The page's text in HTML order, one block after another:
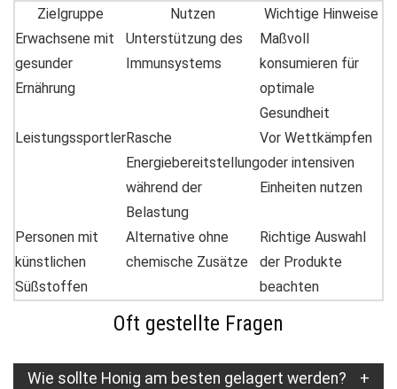
Zielgruppe Nutzen
Wichtige Hinweise
Erwachsene mit
gesunder
Ernährung
Unterstützung des
Immunsystems
Maßvoll
konsumieren für
optimale
Gesundheit
LeistungssportlerRasche
Energiebereitstellung
während der
Belastung
Vor Wettkämpfen
oder intensiven
Einheiten nutzen
Personen mit
künstlichen
Süßstoffen
Alternative ohne
chemische Zusätze
Richtige Auswahl
der Produkte
beachten
Oft gestellte Fragen
Wie sollte Honig am besten gelagert werden?